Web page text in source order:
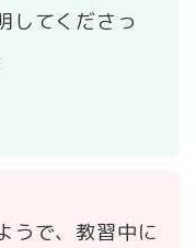
してくださっ
うで、教習中に